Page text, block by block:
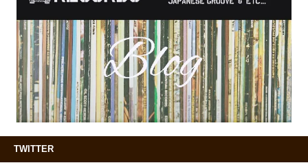
TWITTER